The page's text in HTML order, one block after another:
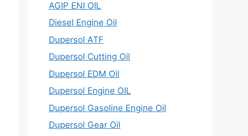
AGIP ENI OIL
Diesel Engine Oil
Dupersol ATF
Dupersol Cutting Oil
Dupersol EDM Oil
Dupersol Engine OIL
Dupersol Gasoline Engine Oil
Dupersol Gear Oil